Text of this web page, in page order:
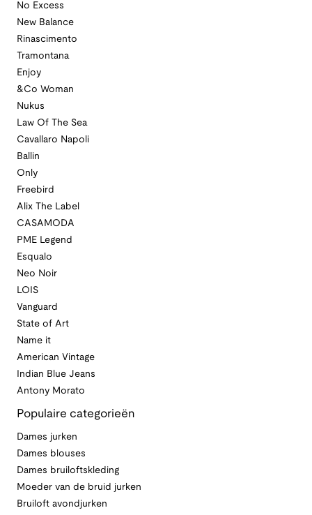
No Excess
New Balance
Rinascimento
Tramontana
Enjoy
&Co Woman
Nukus
Law Of The Sea
Cavallaro Napoli
Ballin
Only
Freebird
Alix The Label
CASAMODA
PME Legend
Esqualo
Neo Noir
LOIS
Vanguard
State of Art
Name it
American Vintage
Indian Blue Jeans
Antony Morato
Populaire categorieën
Dames jurken
Dames blouses
Dames bruiloftskleding
Moeder van de bruid jurken
Bruiloft avondjurken